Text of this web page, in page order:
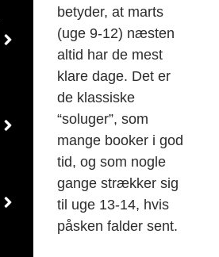
betyder, at marts
(uge 9-12) næsten
altid har de mest
klare dage. Det er
de klassiske
“soluger”, som
mange booker i god
tid, og som nogle
gange strækker sig
til uge 13-14, hvis
påsken falder sent.